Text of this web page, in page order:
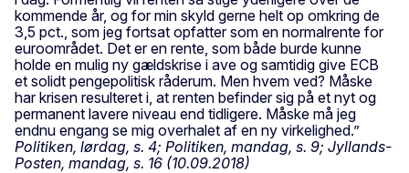
kommende år, og for min skyld gerne helt op omkring de
3,5 pct., som jeg fortsat opfatter som en normalrente for
euroområdet. Det er en rente, som både burde kunne
holde en mulig ny gældskrise i ave og samtidig give ECB
et solidt pengepolitisk råderum. Men hvem ved? Måske
har krisen resulteret i, at renten befinder sig på et nyt og
permanent lavere niveau end tidligere. Måske må jeg
endnu engang se mig overhalet af en ny virkelighed.”
Politiken, lørdag, s. 4; Politiken, mandag, s. 9; Jyllands-
Posten, mandag, s. 16 (10.09.2018)